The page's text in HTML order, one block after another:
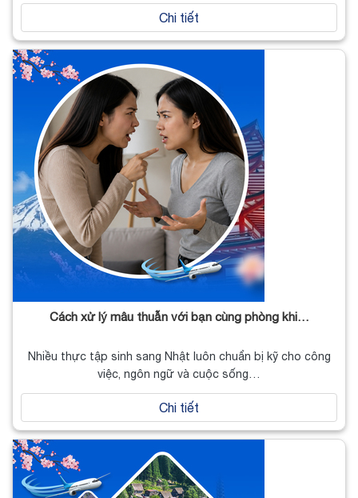
Chi tiết
Cách xử lý mâu thuẫn với bạn cùng phòng khi…
Nhiều thực tập sinh sang Nhật luôn chuẩn bị kỹ cho công
việc, ngôn ngữ và cuộc sống…
Chi tiết